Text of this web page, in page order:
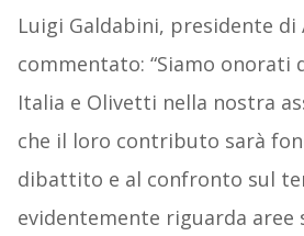
Luigi Galdabini, presidente di
commentato: “Siamo onorati
Italia e Olivetti nella nostra
che il loro contributo sarà
dibattito e al confronto sul
evidentemente riguarda aree